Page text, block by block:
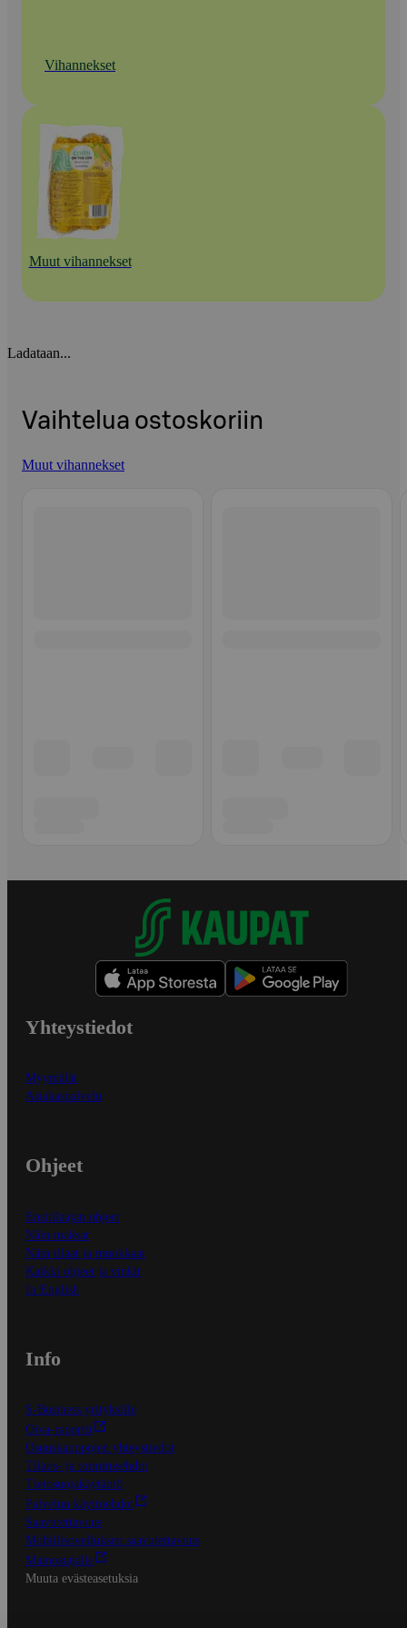
Vihannekset
Muut vihannekset
Ladataan...
Vaihtelua ostoskoriin
Muut vihannekset
Yhteystiedot
Myymälät
Asiakaspalvelu
Ohjeet
Ensitilaajan ohjeet
Näin maksat
Näin tilaat ja muokkaat
Kaikki ohjeet ja vinkit
In English
Info
S-Business yrityksille
Oiva-raportit
Osuuskauppojen yhteystiedot
Tilaus- ja toimitusehdot
Tietosuojakäytäntö
Palvelun käyttöehdot
Saavutettavuus
Mobiilisovelluksen saavutettavuus
Mainostajalle
Muuta evästeasetuksia